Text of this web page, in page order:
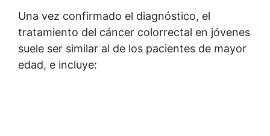
Una vez confirmado el diagnóstico, el
tratamiento del cáncer colorrectal en jóvenes
suele ser similar al de los pacientes de mayor
edad, e incluye: